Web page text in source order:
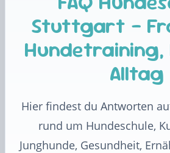
Stuttgart –
Hundetraining,
Alltag
Hier findest du Antworten
rund um Hundeschule,
Junghunde, Gesundheit,